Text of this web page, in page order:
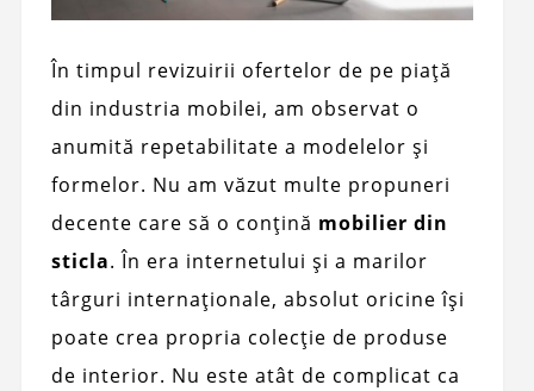
În timpul revizuirii ofertelor de pe piață
din industria mobilei, am observat o
anumită repetabilitate a modelelor și
formelor. Nu am văzut multe propuneri
decente care să o conțină mobilier din
sticla. În era internetului și a marilor
târguri internaționale, absolut oricine își
poate crea propria colecție de produse
de interior. Nu este atât de complicat ca